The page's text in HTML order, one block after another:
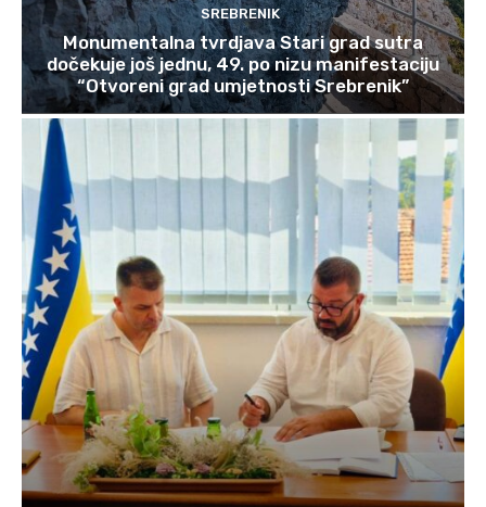
SREBRENIK
Monumentalna tvrdjava Stari grad sutra
dočekuje još jednu, 49. po nizu manifestaciju
“Otvoreni grad umjetnosti Srebrenik”